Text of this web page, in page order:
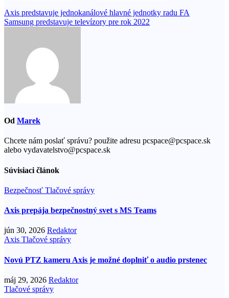
Navigácia
v
Axis predstavuje jednokanálové hlavné jednotky radu FA
Samsung predstavuje televízory pre rok 2022
Od Marek
Chcete nám poslať správu? použite adresu pcspace@pcspace.sk
alebo vydavatelstvo@pcspace.sk
Súvisiaci článok
Bezpečnosť Tlačové správy
Axis prepája bezpečnostný svet s MS Teams
jún 30, 2026 Redaktor
Axis Tlačové správy
Novú PTZ kameru Axis je možné doplniť o audio prstenec
máj 29, 2026 Redaktor
Tlačové správy